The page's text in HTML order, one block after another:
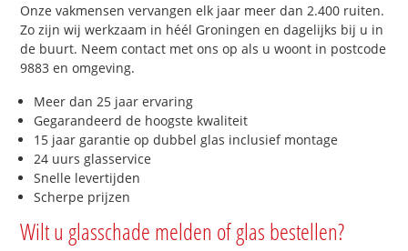
Onze vakmensen vervangen elk jaar meer dan 2.400 ruiten.
Zo zijn wij werkzaam in héél Groningen en dagelijks bij u in
de buurt. Neem contact met ons op als u woont in postcode
9883 en omgeving.
Meer dan 25 jaar ervaring
Gegarandeerd de hoogste kwaliteit
15 jaar garantie op dubbel glas inclusief montage
24 uurs glasservice
Snelle levertijden
Scherpe prijzen
Wilt u glasschade melden of glas bestellen?